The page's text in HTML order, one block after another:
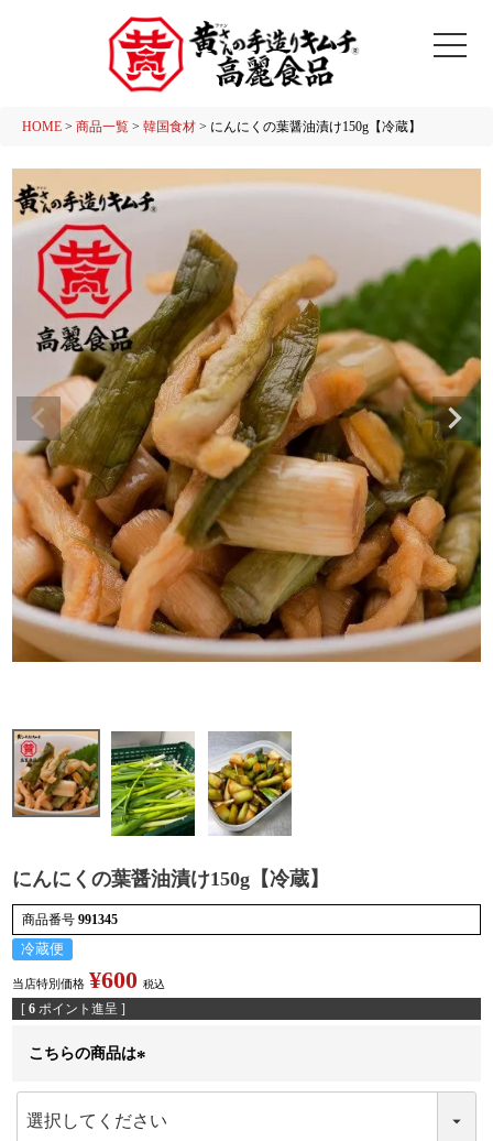
検索
HOME 商品一覧 韓国食材 にんにくの葉醤油漬け150g【冷蔵】
にんにくの葉醤油漬け150g【冷蔵】
商品番号 991345
冷蔵便
当店特別価格 ¥600 税込
[ 6 ポイント進呈 ]
こちらの商品は
須